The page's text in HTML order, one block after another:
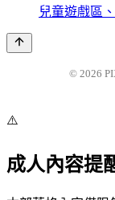
兒童遊戲區
© 2026
⚠️
成人內容提